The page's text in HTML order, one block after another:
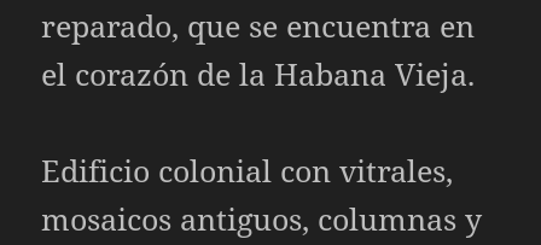
reparado, que se encuentra en
el corazón de la Habana Vieja.
Edificio colonial con vitrales,
mosaicos antiguos, columnas y